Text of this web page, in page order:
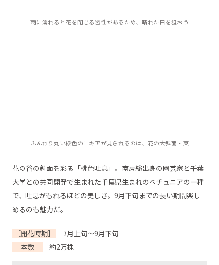
雨に濡れると花を閉じる習性があるため、晴れた日を狙おう
花の谷の斜面を彩る「桃色吐息」。南房総出身の園芸家と千葉
大学との共同開発で生まれた千葉県生まれのペチュニアの一種
で、吐息がもれるほどの美しさ。9月下旬までの長い期間楽し
［開花時期］
7月上旬～9月下旬